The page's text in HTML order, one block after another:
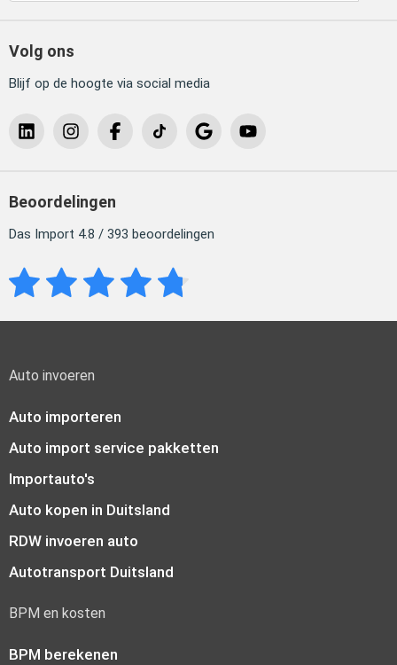
Volg ons
Blijf op de hoogte via social media
Beoordelingen
Das Import 4.8 / 393 beoordelingen
Auto invoeren
Auto importeren
Auto import service pakketten
Importauto's
Auto kopen in Duitsland
RDW invoeren auto
Autotransport Duitsland
BPM en kosten
BPM berekenen